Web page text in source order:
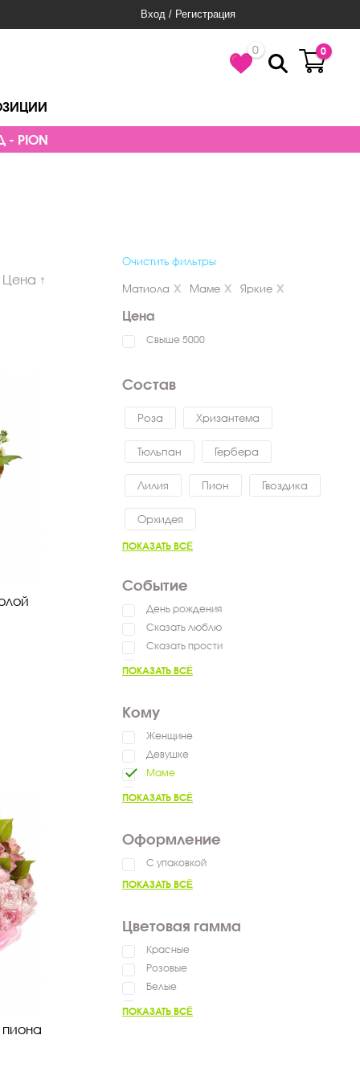
Вход / Регистрация
0 0
PION
Цена ↑
пиона
Очистить фильтры
Матиола Маме Яркие
Цена
Свыше 5000
Состав
Роза Хризантема
Тюльпан Гербера
Лилия Пион Гвоздика
Орхидея
ПОКАЗАТЬ ВСЁ
Событие
День рождения
Сказать люблю
Сказать прости
Выздоравливай
ПОКАЗАТЬ ВСЁ
Кому
Женщине
Девушке
Маме
ПОКАЗАТЬ ВСЁ
Оформление
С упаковкой
ПОКАЗАТЬ ВСЁ
Цветовая гамма
Красные
Розовые
Белые
ПОКАЗАТЬ ВСЁ